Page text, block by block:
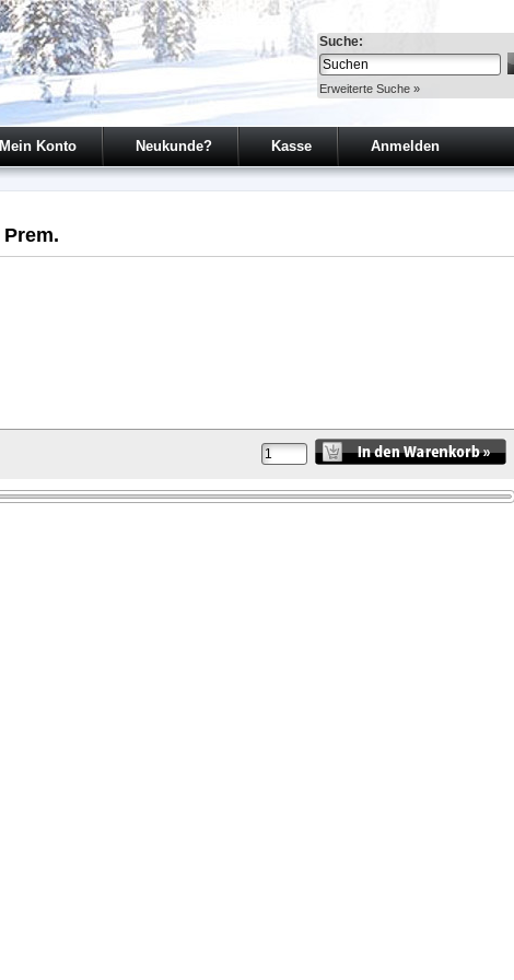
Suche:
Erweiterte Suche »
Mein Konto Neukunde? Kasse Anmelden